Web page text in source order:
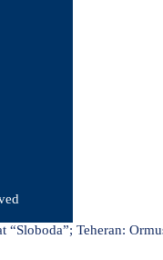
“Sloboda”; Teheran: